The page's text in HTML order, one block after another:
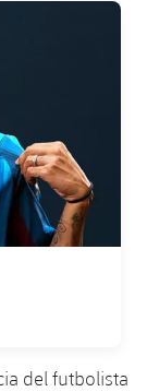
del futbolista